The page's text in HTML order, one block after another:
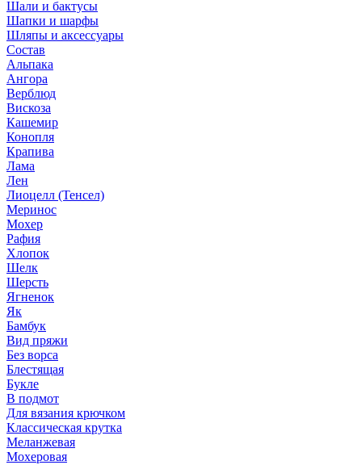
Шали и бактусы
Шапки и шарфы
Шляпы и аксессуары
Состав
Альпака
Ангора
Верблюд
Вискоза
Кашемир
Конопля
Крапива
Лама
Лен
Лиоцелл (Тенсел)
Меринос
Мохер
Рафия
Хлопок
Шелк
Шерсть
Ягненок
Як
Бамбук
Вид пряжи
Без ворса
Блестящая
Букле
В подмот
Для вязания крючком
Классическая крутка
Меланжевая
Мохеровая